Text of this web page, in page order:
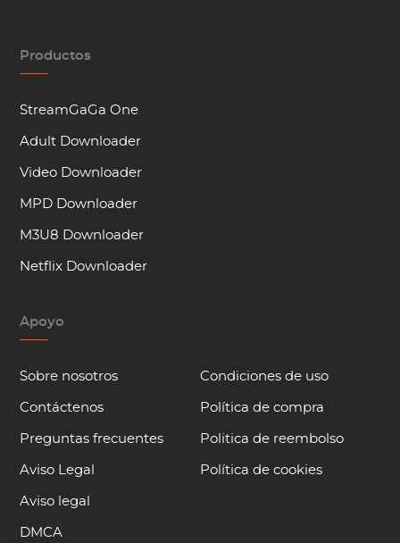
Productos
StreamGaGa One
Adult Downloader
Video Downloader
MPD Downloader
M3U8 Downloader
Netflix Downloader
Apoyo
Sobre nosotros
Contáctenos
Preguntas frecuentes
Aviso Legal
Aviso legal
DMCA
Condiciones de uso
Política de compra
Politica de reembolso
Política de cookies